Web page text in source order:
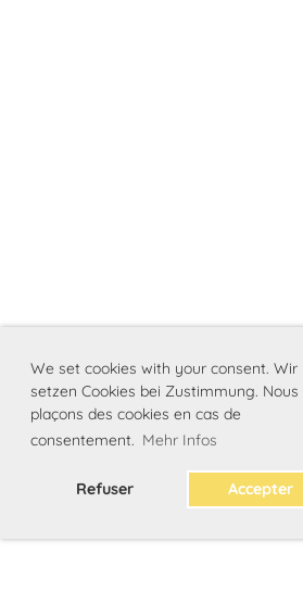
We set cookies with your consent. Wir
setzen Cookies bei Zustimmung. Nous
plaçons des cookies en cas de
consentement. Mehr Infos
Refuser Accepter